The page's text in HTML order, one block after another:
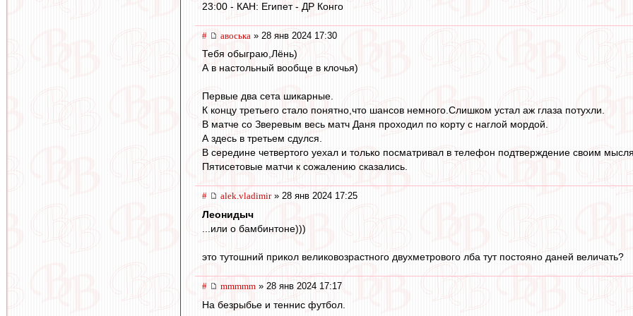
23:00 - КАН: Египет - ДР Конго
# авоська » 28 янв 2024 17:30
Тебя обыграю,Лёнь)
А в настольный вообще в клочья)
Первые два сета шикарные.
К концу третьего стало понятно,что шансов немного.Слишком устал аж глаза потухли.
В матче со Зверевым весь матч Даня проходил по корту с наглой мордой.
А здесь в третьем сдулся.
В середине четвертого уехал и только посматривал в телефон подтверждение своим
Пятисетовые матчи к сожалению сказались.
# alek.vladimir» 28 янв 2024 17:25
Леонидыч
...или о бамбинтоне)))
это тутошний прикол великовозрастного двухметрового лба тут постояно даней величать?
# mmmmm » 28 янв 2024 17:17
На безрыбье и теннис футбол.